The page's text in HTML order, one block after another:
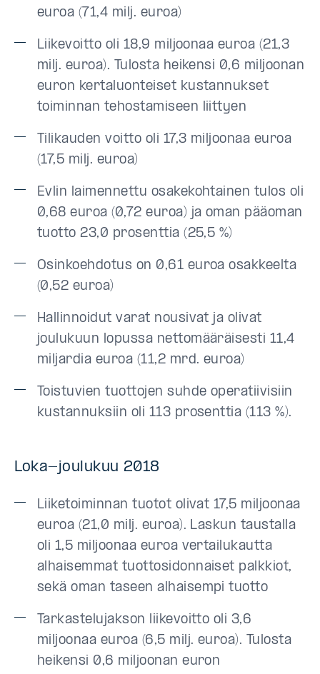
euroa (71,4 milj. euroa)
Liikevoitto oli 18,9 miljoonaa euroa (21,3
milj. euroa). Tulosta heikensi 0,6 miljoonan
euron kertaluonteiset kustannukset
toiminnan tehostamiseen liittyen
Tilikauden voitto oli 17,3 miljoonaa euroa
(17,5 milj. euroa)
Evlin laimennettu osakekohtainen tulos oli
0,68 euroa (0,72 euroa) ja oman pääoman
tuotto 23,0 prosenttia (25,5 %)
Osinkoehdotus on 0,61 euroa osakkeelta
(0,52 euroa)
Hallinnoidut varat nousivat ja olivat
joulukuun lopussa nettomääräisesti 11,4
miljardia euroa (11,2 mrd. euroa)
Toistuvien tuottojen suhde operatiivisiin
kustannuksiin oli 113 prosenttia (113 %).
Loka-joulukuu 2018
Liiketoiminnan tuotot olivat 17,5 miljoonaa
euroa (21,0 milj. euroa). Laskun taustalla
oli 1,5 miljoonaa euroa vertailukautta
alhaisemmat tuottosidonnaiset palkkiot,
sekä oman taseen alhaisempi tuotto
Tarkastelujakson liikevoitto oli 3,6
miljoonaa euroa (6,5 milj. euroa). Tulosta
heikensi 0,6 miljoonan euron